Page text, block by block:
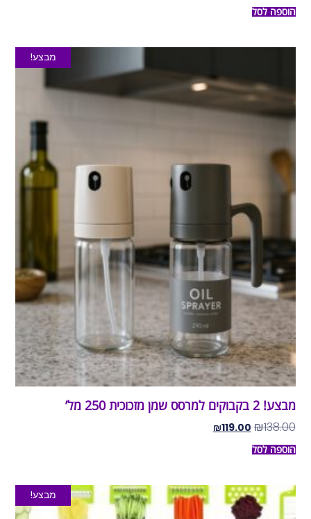
הוספה לסל
מבצע!
מבצע! 2 בקבוקים למרסס שמן מזכוכית 250 מל’
₪138.00
₪119.00
הוספה לסל
מבצע!